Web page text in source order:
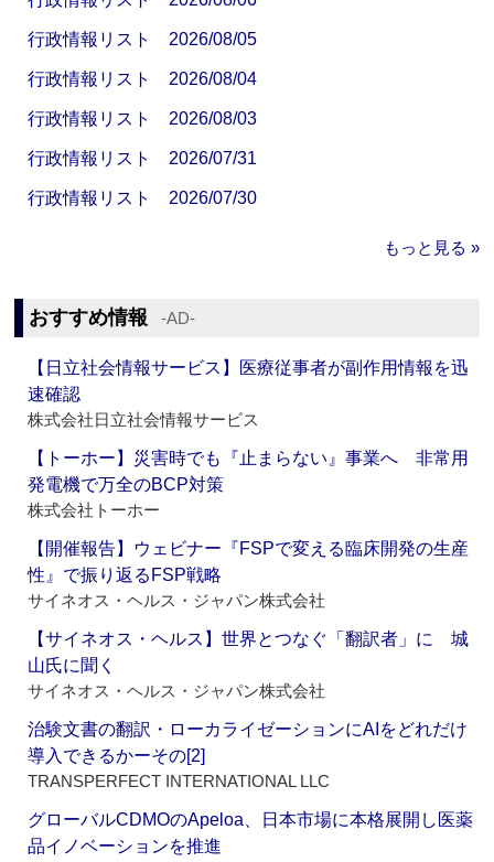
行政情報リスト 2026/08/05
行政情報リスト 2026/08/04
行政情報リスト 2026/08/03
行政情報リスト 2026/07/31
行政情報リスト 2026/07/30
もっと見る »
おすすめ情報 ‐AD‐
【日立社会情報サービス】医療従事者が副作用情報を迅
速確認
株式会社日立社会情報サービス
【トーホー】災害時でも『止まらない』事業へ 非常用
発電機で万全のBCP対策
株式会社トーホー
【開催報告】ウェビナー『FSPで変える臨床開発の生産
性』で振り返るFSP戦略
サイネオス・ヘルス・ジャパン株式会社
【サイネオス・ヘルス】世界とつなぐ「翻訳者」に 城
山氏に聞く
サイネオス・ヘルス・ジャパン株式会社
治験文書の翻訳・ローカライゼーションにAIをどれだけ
導入できるかーその[2]
TRANSPERFECT INTERNATIONAL LLC
グローバルCDMOのApeloa、日本市場に本格展開し医薬
品イノベーションを推進